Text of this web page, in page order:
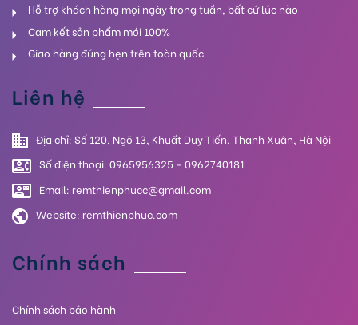
Hỗ trợ khách hàng mọi ngày trong tuần, bất cứ lúc nào
Cam kết sản phẩm mới 100%
Giao hàng đúng hẹn trên toàn quốc
Liên hệ
Địa chỉ: Số 120, Ngõ 13, Khuất Duy Tiến, Thanh Xuân, Hà Nội
Số điện thoại: 0965956325 – 0962740181
Email: remthienphucc@gmail.com
Website: remthienphuc.com
Chính sách
Chính sách bảo hành